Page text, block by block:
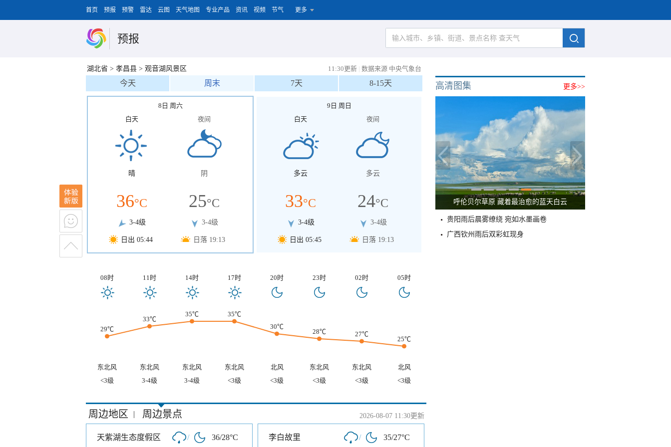
首页 预报 预警 雷达 云图 天气地图 专业产品 资讯 视频 节气 更多
预报
湖北省 > 孝昌县 > 观音湖风景区 11:30更新 | 数据来源 中央气象台
今天 周末 7天 8-15天
8日 周六
白天
晴
36°C
3-4级
日出 05:44
夜间
阴
25°C
3-4级
日落 19:13
9日 周日
白天
多云
33°C
3-4级
日出 05:45
夜间
多云
24°C
3-4级
日落 19:13
08时 11时 14时 17时 20时 23时 02时 05时
29℃
33℃
35℃
35℃
30℃
28℃ 27℃
25℃
东北风 东北风 东北风 东北风 北风 东北风 东北风
北风
<3级
3-4级 3-4级 <3级 <3级 <3级 <3级 <3级
周边地区 | 周边景点 2026-08-07 11:30更新
天紫湖生态度假区 / 36/28°C 李白故里 / 35/27°C
更多>>
高清图集
呼伦贝尔草原 藏着最治愈的蓝天白云
贵阳雨后晨雾缭绕 宛如水墨画卷
广西钦州雨后双彩虹现身